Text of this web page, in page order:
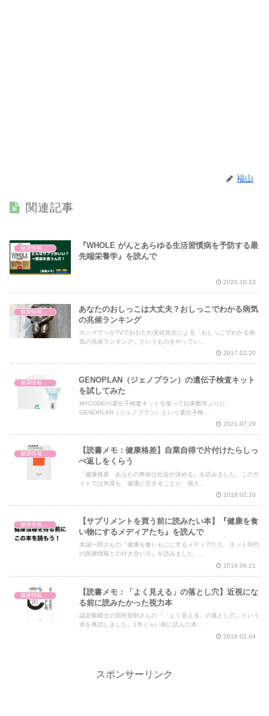
福山
関連記事
健康情報の読み解き・考え方
『WHOLE がんとあらゆる生活習慣病を予防する最
先端栄養学』を読んで
2020.10.13
あなたのおしっこは大丈夫？おしっこでわかる病気
の兆候ランキング
ホンマでっかTVでおおたわ史絵先生による「おしっこでわかる病
気の兆候ランキング」というものをやってい...
2017.02.20
GENOPLAN（ジェノプラン）の遺伝子検査キット
を試してみた
MYCODEの遺伝子検査キットを使って以来数年ぶりに、
GENOPLAN（ジェノプラン）という遺伝子検...
2021.07.29
【読書メモ：健康格差】自業自得で片付けたらしっ
ぺ返しをくらう
『健康格差 あなたの寿命は社会が決める』を読みました。このサ
イトでは何度も「健康に生きることが、個人...
2018.02.10
【サプリメントを買う前に読みたい本】『健康を食
い物にするメディアたち』を読んで
木誠一郎さんの『健康を食いもににするメディアたち ネット時代
の医療情報との付き合い方』を読みました。...
2018.06.21
【読書メモ：「よく見える」の落とし穴】近視にな
る前に読みたかった視力本
認定眼鏡士の田村智則さんの『「よく見える」の落とし穴』という
本を再読しました。1年ぐらい前に読んだ本...
2018.02.04
スポンサーリンク